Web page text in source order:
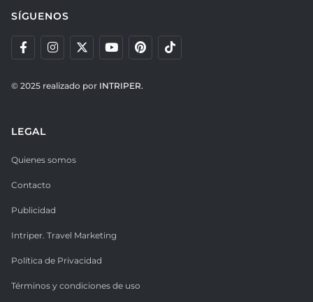
SÍGUENOS
© 2025 realizado por INTRIPER.
LEGAL
Quienes somos
Contacto
Publicidad
Intriper. Travel Marketing
Política de Privacidad
Términos y condiciones de uso